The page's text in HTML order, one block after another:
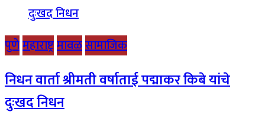
पुणेमहाराष्ट्रमावळसामाजिक
निधन वार्ता श्रीमती वर्षाताई पद्माकर किबे यांचे
दुःखद निधन